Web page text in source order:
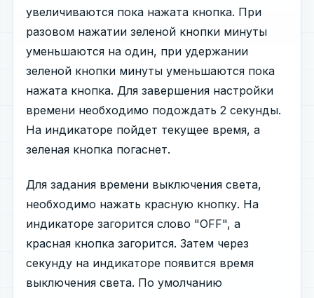
увеличиваются пока нажата кнопка. При
разовом нажатии зеленой кнопки минуты
уменьшаются на один, при удержании
зеленой кнопки минуты уменьшаются пока
нажата кнопка. Для завершения настройки
времени необходимо подождать 2 секунды.
На индикаторе пойдет текущее время, а
зеленая кнопка погаснет.
Для задания времени выключения света,
необходимо нажать красную кнопку. На
индикаторе загорится слово "OFF", а
красная кнопка загорится. Затем через
секунду на индикаторе появится время
выключения света. По умолчанию